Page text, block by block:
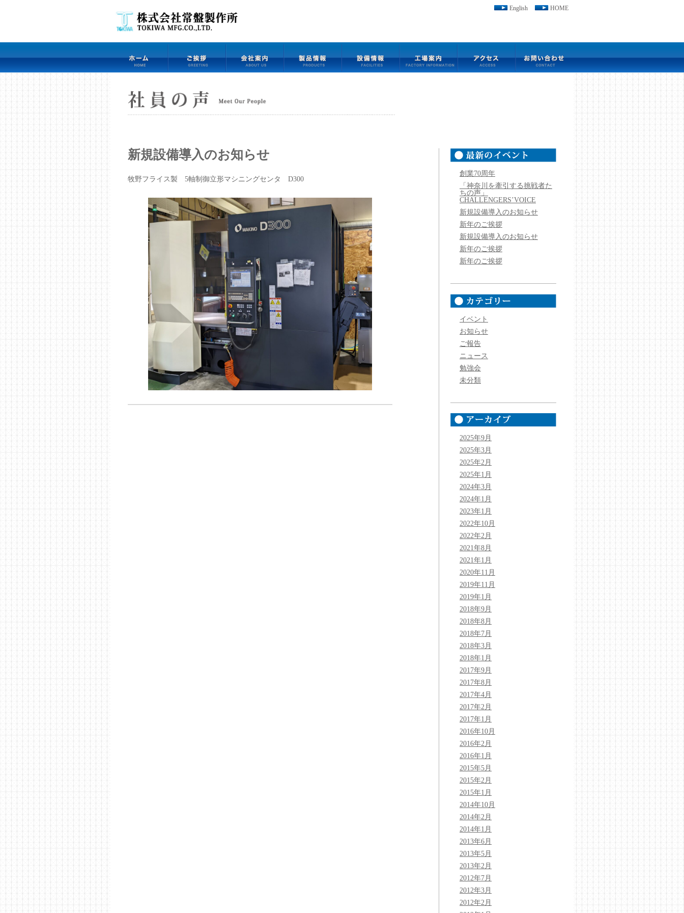
HOME
English
新規設備導入のお知らせ
牧野フライス製 5軸制御立形マシニングセンタ D300
創業70周年
「神奈川を牽引する挑戦者た
ちの声」
CHALLENGERS’VOICE
新規設備導入のお知らせ
新年のご挨拶
新規設備導入のお知らせ
新年のご挨拶
新年のご挨拶
イベント
お知らせ
ご報告
ニュース
勉強会
未分類
2025年9月
2025年3月
2025年2月
2025年1月
2024年3月
2024年1月
2023年1月
2022年10月
2022年2月
2021年8月
2021年1月
2020年11月
2019年11月
2019年1月
2018年9月
2018年8月
2018年7月
2018年3月
2018年1月
2017年9月
2017年8月
2017年4月
2017年2月
2017年1月
2016年10月
2016年2月
2016年1月
2015年5月
2015年2月
2015年1月
2014年10月
2014年2月
2014年1月
2013年6月
2013年5月
2013年2月
2012年7月
2012年3月
2012年2月